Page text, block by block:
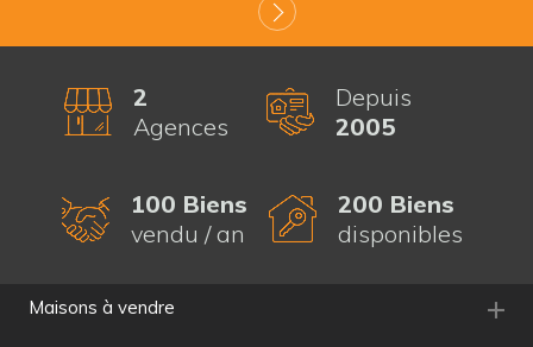
2
Agences
Depuis
2005
100 Biens
vendu / an
200 Biens
disponibles
Maisons à vendre